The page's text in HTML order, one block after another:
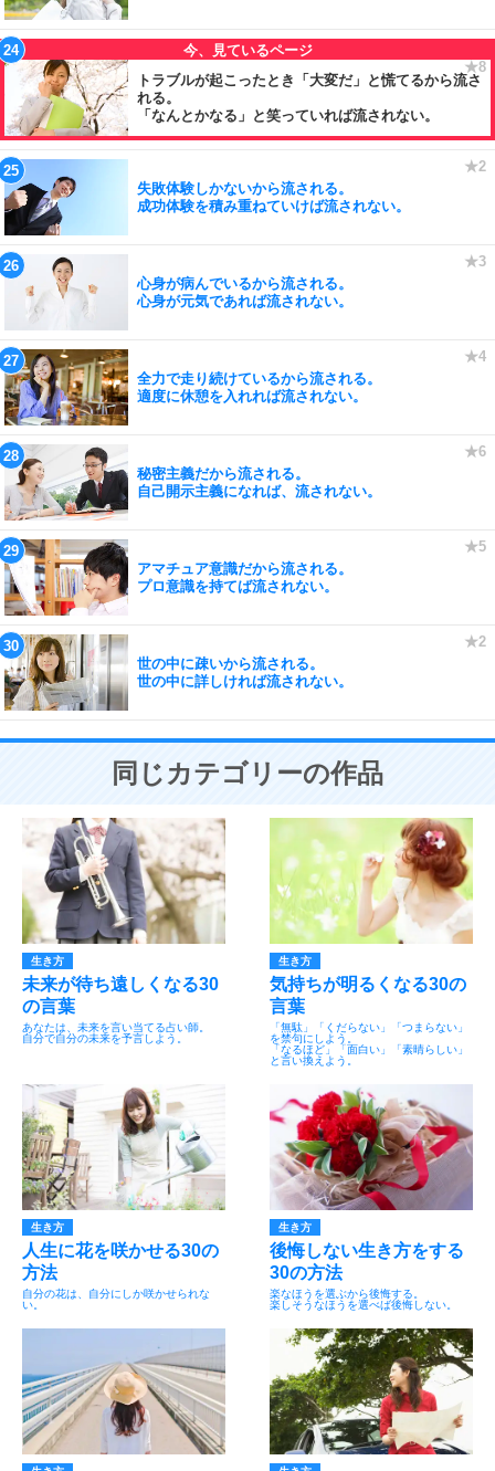
トラブルが起こったとき「大変だ」と慌てるから流さ
れる。
「なんとかなる」と笑っていれば流されない。
失敗体験しかないから流される。
成功体験を積み重ねていけば流されない。
心身が病んでいるから流される。
心身が元気であれば流されない。
全力で走り続けているから流される。
適度に休憩を入れれば流されない。
秘密主義だから流される。
自己開示主義になれば、流されない。
アマチュア意識だから流される。
プロ意識を持てば流されない。
世の中に疎いから流される。
世の中に詳しければ流されない。
同じカテゴリーの作品
生き方
未来が待ち遠しくなる30
の言葉
あなたは、未来を言い当てる占い師。
自分で自分の未来を予言しよう。
生き方
気持ちが明るくなる30の
言葉
「無駄」「くだらない」「つまらない」
を禁句にしよう。
「なるほど」「面白い」「素晴らしい」
と言い換えよう。
生き方
人生に花を咲かせる30の
方法
自分の花は、自分にしか咲かせられな
い。
生き方
後悔しない生き方をする
30の方法
楽なほうを選ぶから後悔する。
楽しそうなほうを選べば後悔しない。